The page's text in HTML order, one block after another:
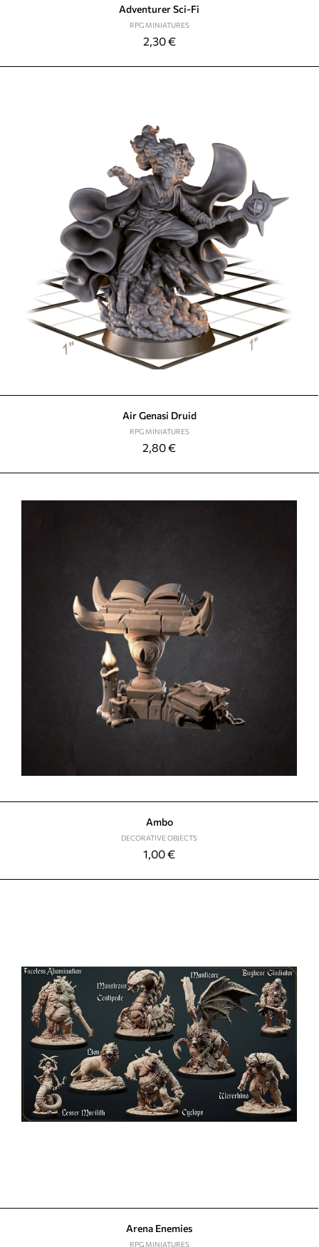
Adventurer Sci-Fi
RPG MINIATURES
2,30€
Air Genasi Druid
RPG MINIATURES
2,80€
Ambo
DECORATIVE OBJECTS
1,00€
Arena Enemies
RPG MINIATURES